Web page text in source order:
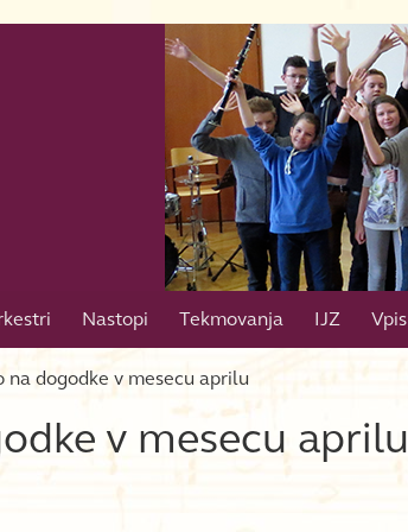
Nastopi Tekmovanja IJZ Vpis
na dogodke v mesecu aprilu
v mesecu aprilu